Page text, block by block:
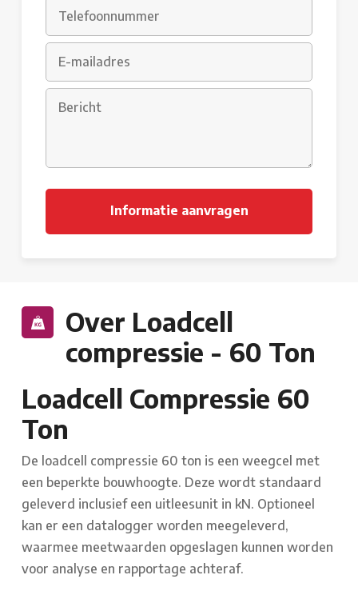
Over Loadcell
compressie - 60 Ton
Loadcell Compressie 60
Ton
De loadcell compressie 60 ton is een weegcel met
een beperkte bouwhoogte. Deze wordt standaard
geleverd inclusief een uitleesunit in kN. Optioneel
kan er een datalogger worden meegeleverd,
waarmee meetwaarden opgeslagen kunnen worden
voor analyse en rapportage achteraf.